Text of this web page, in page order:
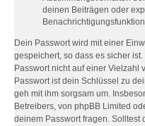
deinen Beiträgen oder
Dein Passwort wird mit einer
gespeichert, so dass es sicher
Passwort nicht auf einer Vielzahl
Passwort ist dein Schlüssel zu
geh mit ihm sorgsam um.
Betreibers, von phpBB Limited
deinem Passwort fragen. Solltest